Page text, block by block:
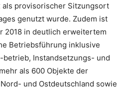
als provisorischer Sitzungsort
genutzt wurde. Zudem ist
2018 in deutlich erweitertem
Betriebsführung inklusive
betrieb, Instandsetzungs- und
als 600 Objekte der
und Ostdeutschland sowie